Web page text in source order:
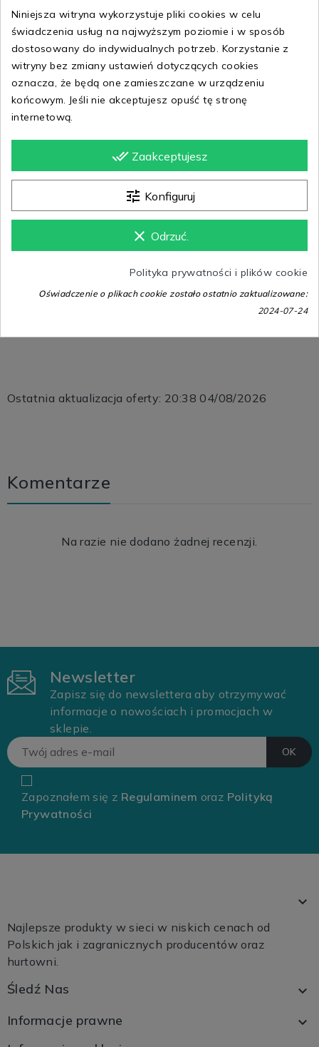
195,00 zł netto
239,85 zł brutto
Dodaj do koszyka
Dodaj do porównania Dodaj do listy ulubionych
Gwarancja bezpiecznych zakupów
Dostawa
Ostatnia aktualizacja oferty: 20:38 04/08/2026
Komentarze
Na razie nie dodano żadnej recenzji.
Newsletter
Zapisz się do newslettera aby otrzymywać
informacje o nowościach i promocjach w
sklepie.
Zapoznałem się z Regulaminem oraz Polityką
Prywatności

Najlepsze produkty w sieci w niskich cenach od
Polskich jak i zagranicznych producentów oraz
hurtowni.
Śledź Nas 
Informacje prawne 
Niniejsza witryna wykorzystuje pliki cookies w celu
świadczenia usług na najwyższym poziomie i w sposób
dostosowany do indywidualnych potrzeb. Korzystanie z
witryny bez zmiany ustawień dotyczących cookies
oznacza, że będą one zamieszczane w urządzeniu
końcowym. Jeśli nie akceptujesz opuść tę stronę
internetową.
done_all Zaakceptujesz
tune Konfiguruj
clear Odrzuć.
Polityka prywatności i plików cookie
Oświadczenie o plikach cookie zostało ostatnio zaktualizowane:
2024-07-24